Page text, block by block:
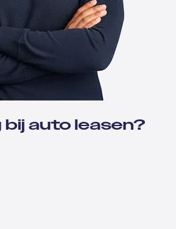
bij auto leasen?